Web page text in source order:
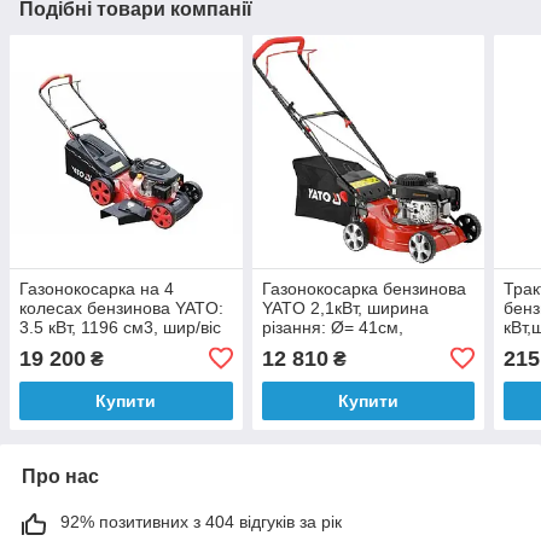
Подібні товари компанії
Газонокосарка на 4
колесах бензинова YATO:
3.5 кВт, 1196 см3, шир/віс
2800об/хв
19 200 ₴
Купити
Газонокосарка бензинова
YATO 2,1кВт, ширина
різання: Ø= 41см,
12 810₴
Купити
Про нас
92% позитивних з 404 відгуків за рік